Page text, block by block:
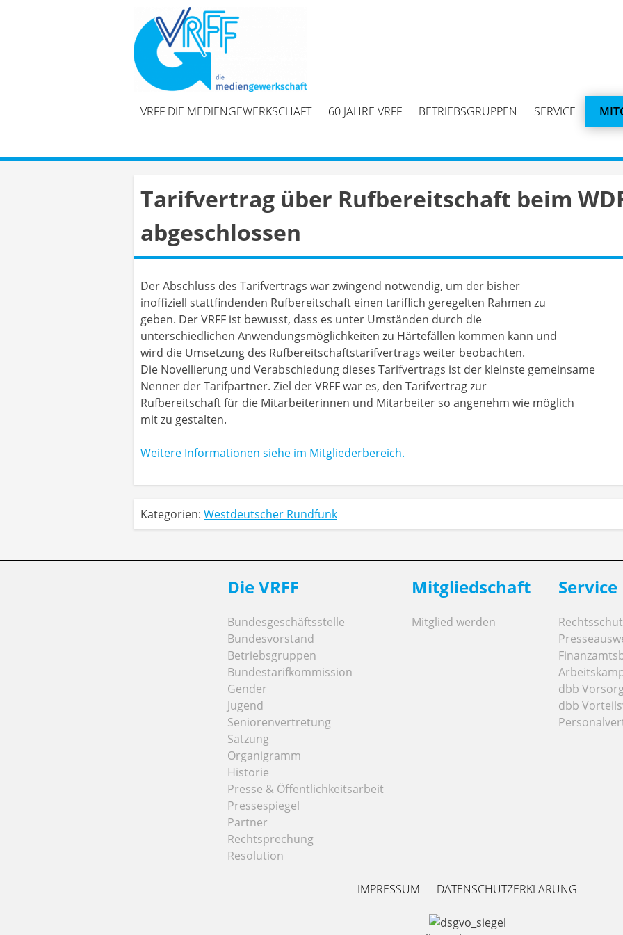
VRFF DIE MEDIENGEWERKSCHAFT 60 JAHRE VRFF BETRIEBSGRUPPEN SERVICE
Tarifvertrag über Rufbereitschaft beim
abgeschlossen
Der Abschluss des Tarifvertrags war zwingend notwendig, um der bisher
inoffiziell stattfindenden Rufbereitschaft einen tariflich geregelten Rahmen zu
geben. Der VRFF ist bewusst, dass es unter Umständen durch die
unterschiedlichen Anwendungsmöglichkeiten zu Härtefällen kommen kann und
wird die Umsetzung des Rufbereitschaftstarifvertrags weiter beobachten.
Die Novellierung und Verabschiedung dieses Tarifvertrags ist der kleinste gemeinsame
Nenner der Tarifpartner. Ziel der VRFF war es, den Tarifvertrag zur
Rufbereitschaft für die Mitarbeiterinnen und Mitarbeiter so angenehm wie möglich
mit zu gestalten.
Weitere Informationen siehe im Mitgliederbereich.
Kategorien: Westdeutscher Rundfunk
Die VRFF
Bundesgeschäftsstelle
Bundesvorstand
Betriebsgruppen
Bundestarifkommission
Gender
Jugend
Seniorenvertretung
Satzung
Organigramm
Historie
Presse & Öffentlichkeitsarbeit
Pressespiegel
Partner
Rechtsprechung
Resolution
Mitgliedschaft
Mitglied werden
Service
dbb
dbb
IMPRESSUM DATENSCHUTZERKLÄRUNG